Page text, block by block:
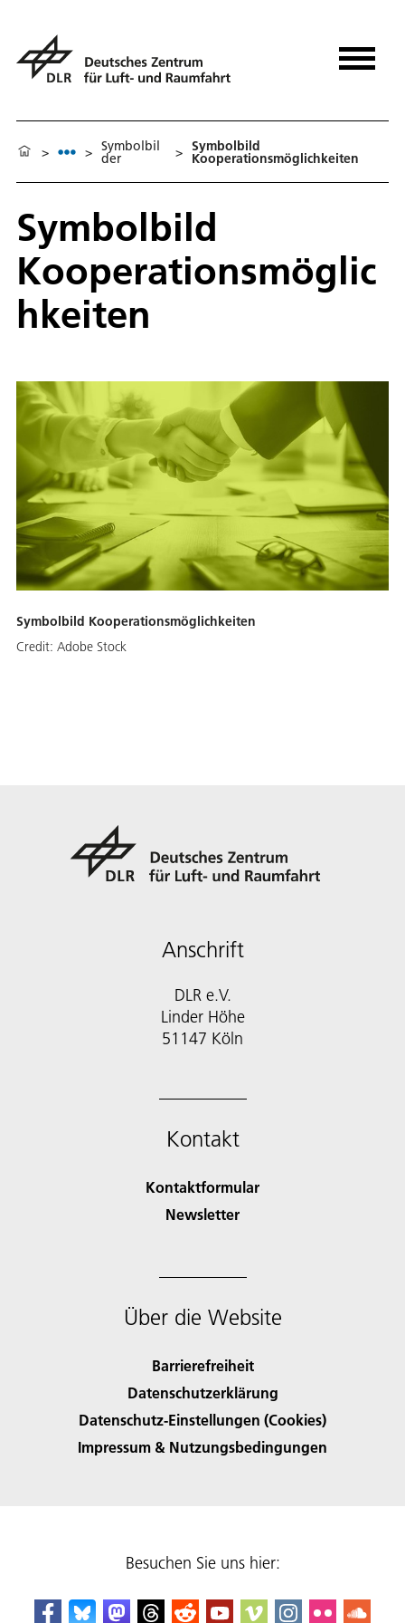
> > Symbolbil
der > Symbolbild
Kooperationsmöglichkeiten
Symbolbild
Kooperationsmöglic
hkeiten
Symbolbild Kooperationsmöglichkeiten
Credit: Adobe Stock
Anschrift
DLR e.V.
Linder Höhe
51147 Köln
Kontakt
Kontaktformular
Newsletter
Über die Website
Barrierefreiheit
Datenschutzerklärung
Datenschutz-Einstellungen (Cookies)
Impressum & Nutzungsbedingungen
Besuchen Sie uns hier: